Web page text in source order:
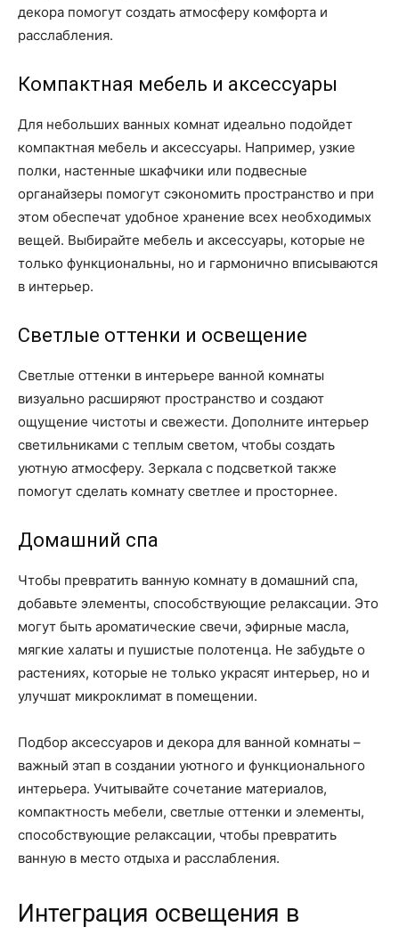
декора помогут создать атмосферу комфорта и
расслабления.
Компактная мебель и аксессуары
Для небольших ванных комнат идеально подойдет
компактная мебель и аксессуары. Например, узкие
полки, настенные шкафчики или подвесные
органайзеры помогут сэкономить пространство и при
этом обеспечат удобное хранение всех необходимых
вещей. Выбирайте мебель и аксессуары, которые не
только функциональны, но и гармонично вписываются
в интерьер.
Светлые оттенки и освещение
Светлые оттенки в интерьере ванной комнаты
визуально расширяют пространство и создают
ощущение чистоты и свежести. Дополните интерьер
светильниками с теплым светом, чтобы создать
уютную атмосферу. Зеркала с подсветкой также
помогут сделать комнату светлее и просторнее.
Домашний спа
Чтобы превратить ванную комнату в домашний спа,
добавьте элементы, способствующие релаксации. Это
могут быть ароматические свечи, эфирные масла,
мягкие халаты и пушистые полотенца. Не забудьте о
растениях, которые не только украсят интерьер, но и
улучшат микроклимат в помещении.
Подбор аксессуаров и декора для ванной комнаты –
важный этап в создании уютного и функционального
интерьера. Учитывайте сочетание материалов,
компактность мебели, светлые оттенки и элементы,
способствующие релаксации, чтобы превратить
ванную в место отдыха и расслабления.
Интеграция освещения в